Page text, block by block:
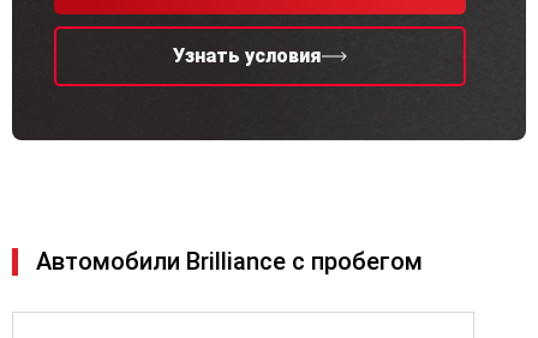
Узнать условия
Автомобили Brilliance с пробегом